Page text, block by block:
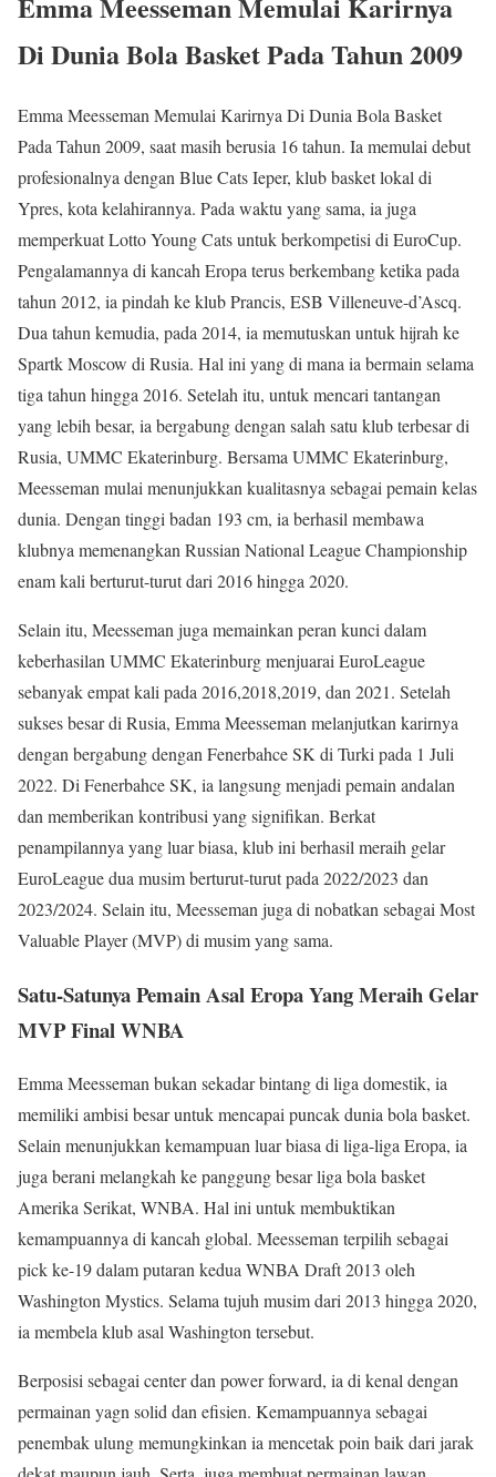
Di Dunia Bola Basket Pada Tahun 2009
Emma Meesseman Memulai Karirnya Di Dunia Bola Basket
Pada Tahun 2009, saat masih berusia 16 tahun. Ia memulai debut
profesionalnya dengan Blue Cats Ieper, klub basket lokal di
Ypres, kota kelahirannya. Pada waktu yang sama, ia juga
memperkuat Lotto Young Cats untuk berkompetisi di EuroCup.
Pengalamannya di kancah Eropa terus berkembang ketika pada
tahun 2012, ia pindah ke klub Prancis, ESB Villeneuve-d’Ascq.
Dua tahun kemudia, pada 2014, ia memutuskan untuk hijrah ke
Spartk Moscow di Rusia. Hal ini yang di mana ia bermain selama
tiga tahun hingga 2016. Setelah itu, untuk mencari tantangan
yang lebih besar, ia bergabung dengan salah satu klub terbesar di
Rusia, UMMC Ekaterinburg. Bersama UMMC Ekaterinburg,
Meesseman mulai menunjukkan kualitasnya sebagai pemain kelas
dunia. Dengan tinggi badan 193 cm, ia berhasil membawa
klubnya memenangkan Russian National League Championship
enam kali berturut-turut dari 2016 hingga 2020.
Selain itu, Meesseman juga memainkan peran kunci dalam
keberhasilan UMMC Ekaterinburg menjuarai EuroLeague
sebanyak empat kali pada 2016,2018,2019, dan 2021. Setelah
sukses besar di Rusia, Emma Meesseman melanjutkan karirnya
dengan bergabung dengan Fenerbahce SK di Turki pada 1 Juli
2022. Di Fenerbahce SK, ia langsung menjadi pemain andalan
dan memberikan kontribusi yang signifikan. Berkat
penampilannya yang luar biasa, klub ini berhasil meraih gelar
EuroLeague dua musim berturut-turut pada 2022/2023 dan
2023/2024. Selain itu, Meesseman juga di nobatkan sebagai Most
Valuable Player (MVP) di musim yang sama.
Satu-Satunya Pemain Asal Eropa Yang Meraih Gelar
MVP Final WNBA
Emma Meesseman bukan sekadar bintang di liga domestik, ia
memiliki ambisi besar untuk mencapai puncak dunia bola basket.
Selain menunjukkan kemampuan luar biasa di liga-liga Eropa, ia
juga berani melangkah ke panggung besar liga bola basket
Amerika Serikat, WNBA. Hal ini untuk membuktikan
kemampuannya di kancah global. Meesseman terpilih sebagai
pick ke-19 dalam putaran kedua WNBA Draft 2013 oleh
Washington Mystics. Selama tujuh musim dari 2013 hingga 2020,
ia membela klub asal Washington tersebut.
Berposisi sebagai center dan power forward, ia di kenal dengan
permainan yagn solid dan efisien. Kemampuannya sebagai
penembak ulung memungkinkan ia mencetak poin baik dari jarak